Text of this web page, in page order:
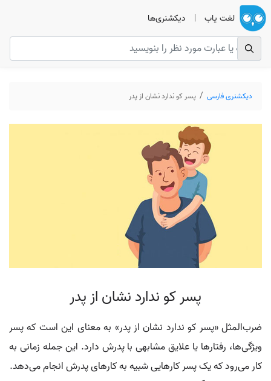
لغت یاب | دیکشنری‌ها
دیکشنری فارسی پسر کو ندارد نشان از پدر
پسر کو ندارد نشان از پدر
ضرب‌المثل «پسر کو ندارد نشان از پدر» به معنای این است که پسر
ویژگی‌ها، رفتارها یا علایق مشابهی با پدرش دارد. این جمله زمانی به
کار می‌رود که یک پسر کارهایی شبیه به کارهای پدرش انجام می‌دهد.